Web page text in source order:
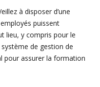
à disposer d’une
puissent
lieu, y compris pour le
de gestion de
pour assurer la formation